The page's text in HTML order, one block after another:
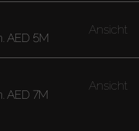
AED 5M
Ansicht
AED 7M
Ansicht